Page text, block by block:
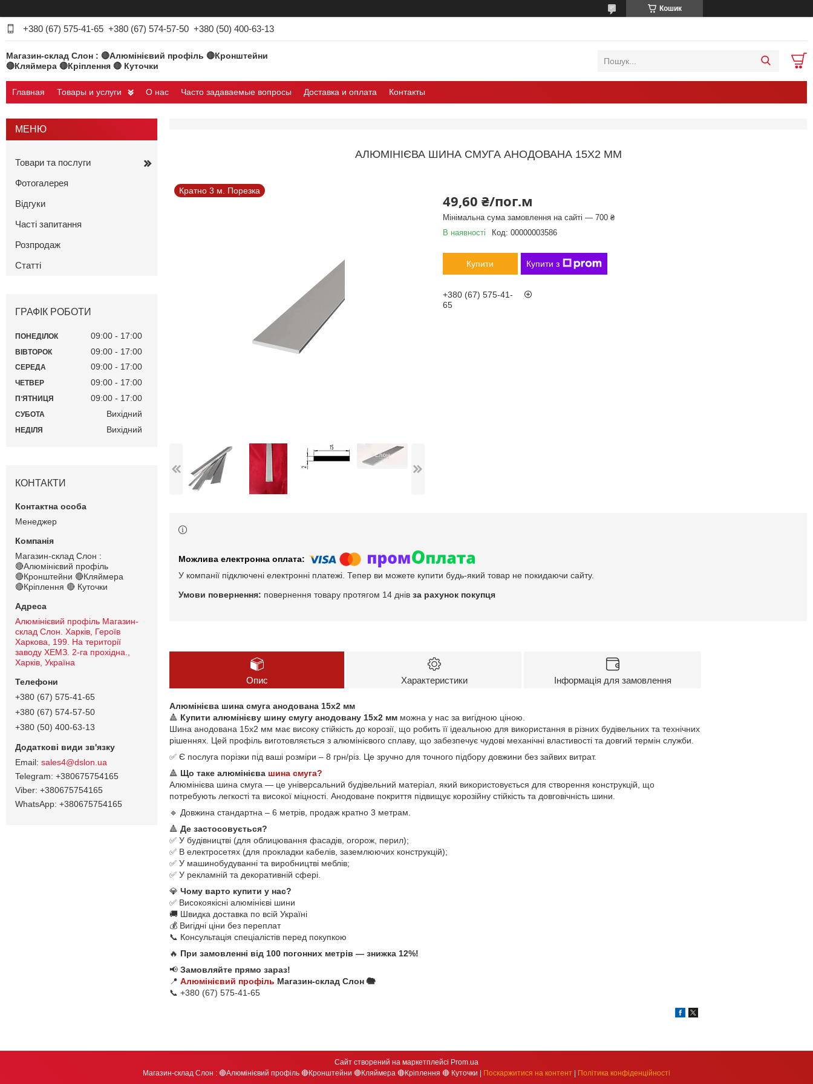
Кошик
+380 (67) 575-41-65 +380 (67) 574-57-50 +380 (50) 400-63-13
Магазин-склад Слон : 🔴Алюмінієвий профіль 🔴Кронштейни
🔴Кляймера 🔴Кріплення 🔴 Куточки
Главная Товары и услуги О нас Часто задаваемые вопросы Доставка и оплата Контакты
АЛЮМІНІЄВА ШИНА СМУГА АНОДОВАНА 15Х2 ММ
Кратно 3 м. Порезка
49,60 ₴/пог.м
Мінімальна сума замовлення на сайті — 700 ₴
В наявності
Код: 00000003586
Купити Купити з
+380 (67) 575-41-
65
У компанії підключені електронні платежі. Тепер ви можете купити будь-який товар не покидаючи сайту.
повернення товару протягом 14 днів за рахунок покупця
Опис Характеристики Інформація для замовлення
Алюмінієва шина смуга анодована 15х2 мм
🔺 Купити алюмінієву шину смугу анодовану 15х2 мм можна у нас за вигідною ціною.
Шина анодована 15х2 мм має високу стійкість до корозії, що робить її ідеальною для використання в різних будівельних та технічних
рішеннях. Цей профіль виготовляється з алюмінієвого сплаву, що забезпечує чудові механічні властивості та довгий термін служби.
✅ Є послуга порізки під ваші розміри – 8 грн/різ. Це зручно для точного підбору довжини без зайвих витрат.
🔺 Що таке алюмінієва шина смуга?
Алюмінієва шина смуга — це універсальний будівельний матеріал, який використовується для створення конструкцій, що
потребують легкості та високої міцності. Анодоване покриття підвищує корозійну стійкість та довговічність шини.
🔹 Довжина стандартна – 6 метрів, продаж кратно 3 метрам.
🔺 Де застосовується?
✅ У будівництві (для облицювання фасадів, огорож, перил);
✅ В електросетях (для прокладки кабелів, заземлюючих конструкцій);
✅ У машинобудуванні та виробництві меблів;
✅ У рекламній та декоративній сфері.
💎 Чому варто купити у нас?
✅ Високоякісні алюмінієві шини
🚚 Швидка доставка по всій Україні
💰 Вигідні ціни без переплат
📞 Консультація спеціалістів перед покупкою
🔥 При замовленні від 100 погонних метрів — знижка 12%!
📢 Замовляйте прямо зараз!
📍 Алюмінієвий профіль Магазин-склад Слон 🐘
📞 +380 (67) 575-41-65
Товари та послуги
Фотогалерея
Відгуки
Часті запитання
Розпродаж
Статті
ГРАФІК РОБОТИ
ПОНЕДІЛОК 09:00 17:00
ВІВТОРОК 09:00 17:00
СЕРЕДА 09:00 17:00
ЧЕТВЕР 09:00 17:00
ПʼЯТНИЦЯ 09:00 17:00
СУБОТА Вихідний
НЕДІЛЯ Вихідний
КОНТАКТИ
Менеджер
Магазин-склад Слон :
🔴Алюмінієвий профіль
🔴Кронштейни 🔴Кляймера
🔴Кріплення 🔴 Куточки
Алюмінієвий профіль Магазин-
склад Слон. Харків, Героїв
Харкова, 199. На території
заводу ХЕМЗ. 2-га прохідна.,
Харків, Україна
+380 (67) 575-41-65
+380 (67) 574-57-50
+380 (50) 400-63-13
sales4@dslon.ua
+380675754165
+380675754165
+380675754165
Сайт створений на маркетплейсі Prom.ua
Поскаржитися на контент Політика конфіденційності